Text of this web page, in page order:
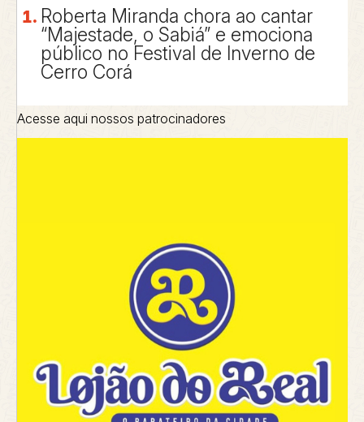
Roberta Miranda chora ao cantar
“Majestade, o Sabiá” e emociona
público no Festival de Inverno de
Cerro Corá
Acesse aqui nossos patrocinadores